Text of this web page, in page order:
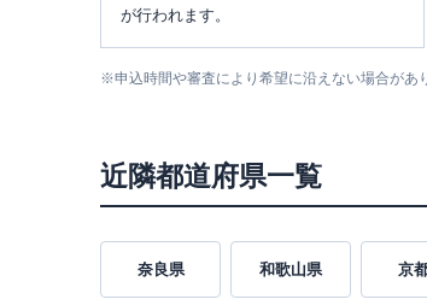
が行われます。
※申込時間や審査により希望に沿えない場合があ
近隣都道府県一覧
奈良県 和歌山県 京